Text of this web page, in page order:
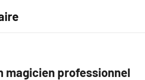
magicien professionnel